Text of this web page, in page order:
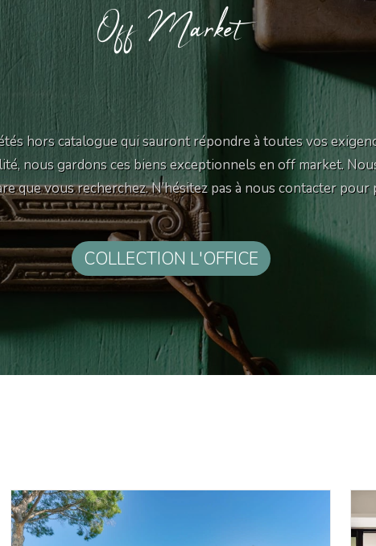
Off Market
hors catalogue qui sauront répondre à toutes vos
nous gardons ces biens exceptionnels en off market.
que vous recherchez. N’hésitez pas à nous contacter pour
COLLECTION L'OFFICE